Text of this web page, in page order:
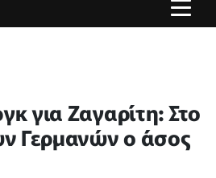
για Ζαγαρίτη: Στο
Γερμανών ο άσος